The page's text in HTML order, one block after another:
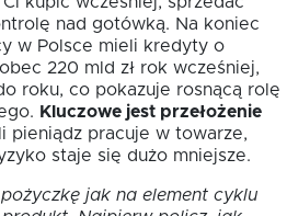
nad gotówką. Na koniec
w Polsce mieli kredyty o
220 mld zł rok wcześniej,
roku, co pokazuje rosnącą rolę
Kluczowe jest przełożenie
pieniądz pracuje w towarze,
staje się dużo mniejsze.
pożyczkę jak na element cyklu